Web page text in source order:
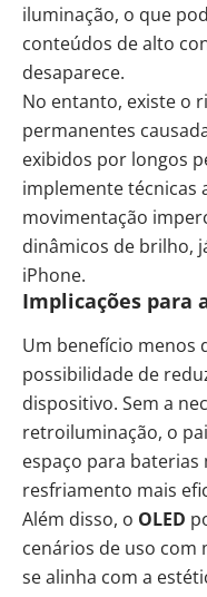
iluminação, o que
conteúdos de alto
desaparece.
No entanto, existe o
permanentes
exibidos por longos
implemente técnicas
movimentação
dinâmicos de brilho,
iPhone.
Implicações para
Um benefício menos
possibilidade de
dispositivo. Sem a
retroiluminação, o
espaço para
resfriamento mais
Além disso, o OLED
cenários de uso
se alinha com a